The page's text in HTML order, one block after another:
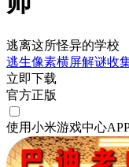
逃离这所怪异的学校
逃生像素横屏解谜收
立即下载
官方正版
使用小米游戏中心